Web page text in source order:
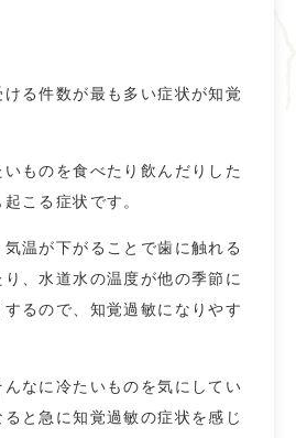
る件数が最も多い症状が知覚
ものを食べたり飲んだりした
こる症状です。
温が下がることで歯に触れる
、水道水の温度が他の季節に
るので、知覚過敏になりやす
なに冷たいものを気にしてい
と急に知覚過敏の症状を感じ